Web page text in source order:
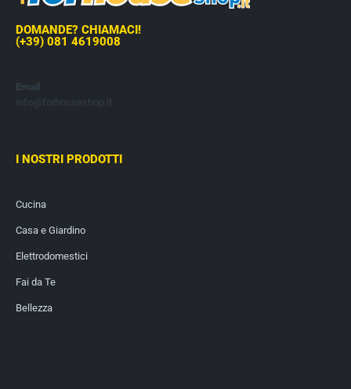
DOMANDE? CHIAMACI!
(+39) 081 4619008
Email
info@forhouseshop.it
I NOSTRI PRODOTTI
Cucina
Casa e Giardino
Elettrodomestici
Fai da Te
Bellezza